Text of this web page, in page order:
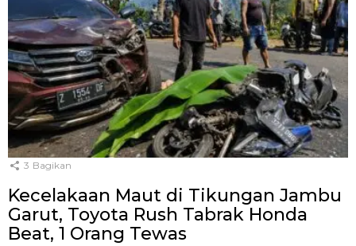
3 Bagikan
Kecelakaan Maut di Tikungan Jambu
Garut, Toyota Rush Tabrak Honda
Beat, 1 Orang Tewas